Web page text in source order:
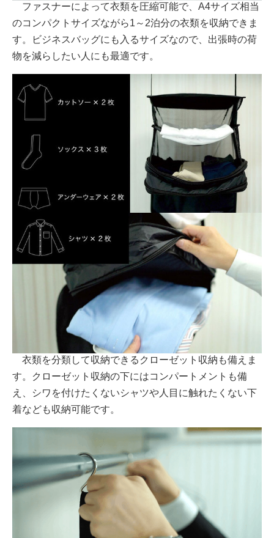
ファスナーによって衣類を圧縮可能で、A4サイズ相当
のコンパクトサイズながら1～2泊分の衣類を収納できま
す。ビジネスバッグにも入るサイズなので、出張時の荷
物を減らしたい人にも最適です。
衣類を分類して収納できるクローゼット収納も備えま
す。クローゼット収納の下にはコンパートメントも備
え、シワを付けたくないシャツや人目に触れたくない下
着なども収納可能です。